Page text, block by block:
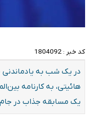
کد خبر : 1804092
در یک شب به یادماندنی
هائیتی، به کارنامه
یک مسابقه جذاب در جام